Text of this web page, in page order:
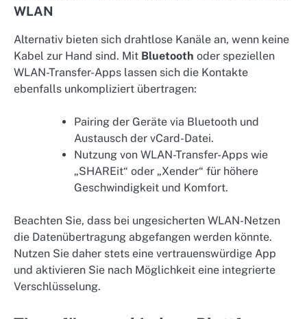
WLAN
Alternativ bieten sich drahtlose Kanäle an, wenn keine
Kabel zur Hand sind. Mit Bluetooth oder speziellen
WLAN-Transfer-Apps lassen sich die Kontakte
ebenfalls unkompliziert übertragen:
Pairing der Geräte via Bluetooth und
Austausch der vCard-Datei.
Nutzung von WLAN-Transfer-Apps wie
„SHAREit“ oder „Xender“ für höhere
Geschwindigkeit und Komfort.
Beachten Sie, dass bei ungesicherten WLAN-Netzen
die Datenübertragung abgefangen werden könnte.
Nutzen Sie daher stets eine vertrauenswürdige App
und aktivieren Sie nach Möglichkeit eine integrierte
Verschlüsselung.